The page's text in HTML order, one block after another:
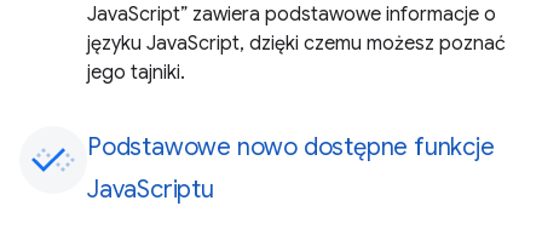
JavaScript” zawiera podstawowe informacje o
języku JavaScript, dzięki czemu możesz poznać
jego tajniki.
Podstawowe nowo dostępne funkcje
JavaScriptu